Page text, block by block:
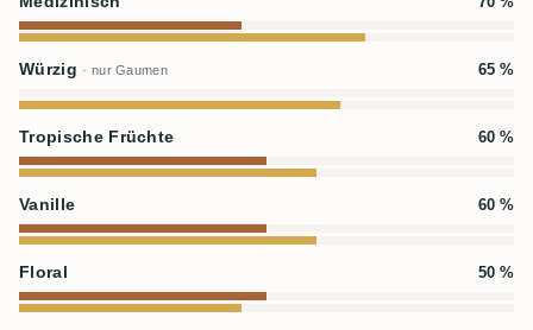
Würzig · nur Gaumen 65 %
Tropische Früchte 60 %
Vanille 60 %
Floral 50 %